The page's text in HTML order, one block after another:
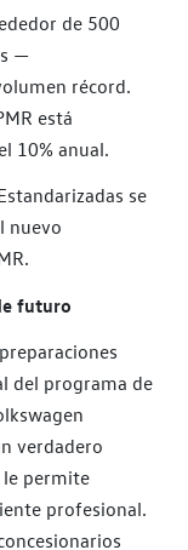
de 500
—
récord.
está
10% anual.
se
nuevo
futuro
del programa de
verdadero
le permite
profesional.